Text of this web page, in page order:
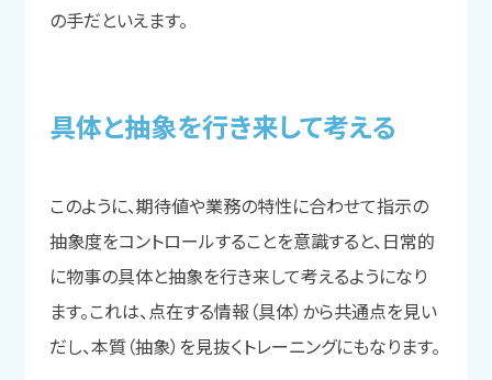
の手だといえます。
具体と抽象を行き来して考える
このように、期待値や業務の特性に合わせて指示の
抽象度をコントロールすることを意識すると、日常的
に物事の具体と抽象を行き来して考えるようになり
ます。これは、点在する情報（具体）から共通点を見い
だし、本質（抽象）を見抜くトレーニングにもなります。